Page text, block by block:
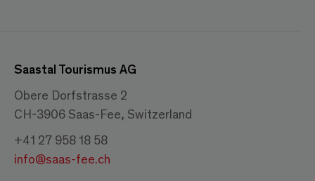
Saastal Tourismus AG
Obere Dorfstrasse 2
CH-3906 Saas-Fee, Switzerland
+41 27 958 18 58
info@saas-fee.ch